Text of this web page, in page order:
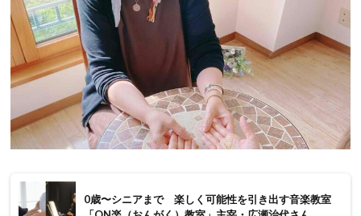
0歳〜シニアまで 楽しく可能性を引き出す音楽教室